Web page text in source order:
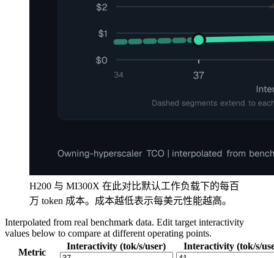
H200 与 MI300X 在此对比默认工作负载下的每百
万 token 成本。成本越低表示每美元性能越高。
Interpolated from real benchmark data. Edit target interactivity
values below to compare at different operating points.
Metric
Interactivity (tok/s/user) Interactivity (tok/s/